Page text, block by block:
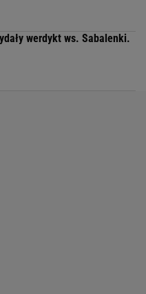
werdykt ws. Sabalenki.